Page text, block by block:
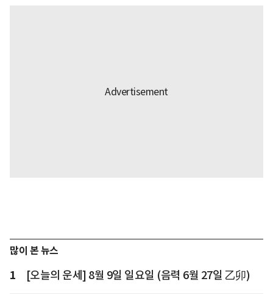
많이 본 뉴스
1 [오늘의 운세] 8월 9일 일요일 (음력 6월 27일 乙卯)